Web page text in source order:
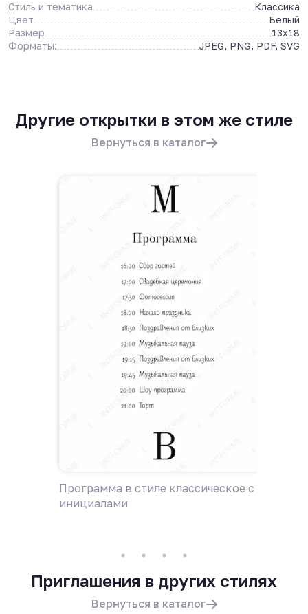
Стиль и тематика
Классика
Цвет
Белый
Размер
13x18
Форматы:
JPEG, PNG, PDF, SVG
Другие открытки в этом же стиле
Вернуться в каталог
Программа в стиле классическое с
инициалами
Приглашения в других стилях
Вернуться в каталог